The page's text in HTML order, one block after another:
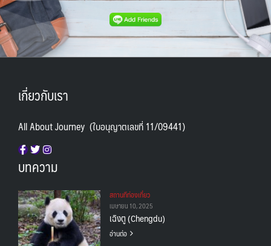
เกี่ยวกับเรา
All About Journey (ใบอนุญาตเลขที่ 11/09441)
บทความ
สถานทีท่องเที่ยว
เมษายน 10, 2025
เฉิงตู (Chengdu)
อ่านต่อ